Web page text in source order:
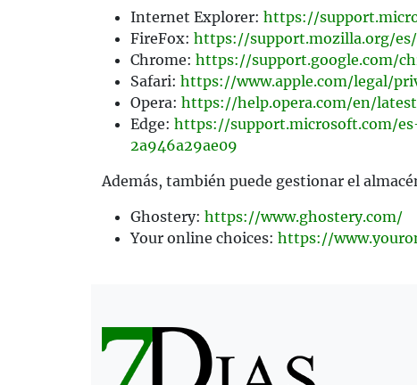
Internet Explorer: https://
FireFox: https://support.mozilla.org/
Chrome: https://support.google.com/
Safari: https://www.apple.com/legal/
Opera: https://help.opera.com/en/
Edge: https://support.microsoft.com/
2a946a29ae09
Además, también puede gestionar el
Ghostery: https://www.ghostery.com/
Your online choices: https://